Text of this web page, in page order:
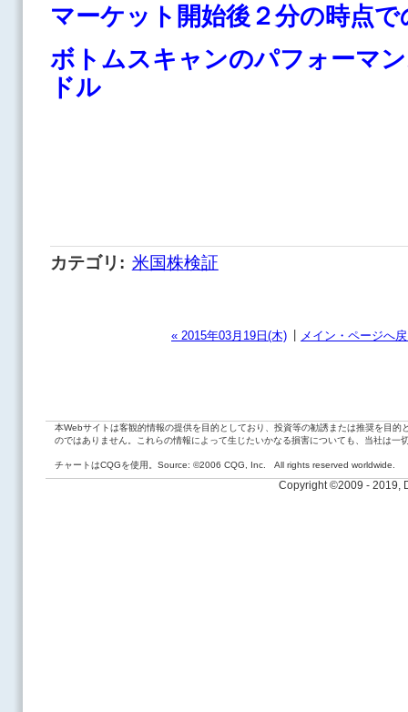
マーケット開始後２分の時点で
ボトムスキャンのパフォーマ
ドル
カテゴリ : 米国株検証
« 2015年03月19日(木) メイン・ページへ
本Webサイトは客観的情報の提供を目的としており、投資等の勧誘または推奨を目
のではありません。これらの情報によって生じたいかなる損害についても、当社は一
チャートはCQGを使用。Source: ©2006 CQG, Inc. All rights reserved worldwide.
Copyright ©2009 - 2019,